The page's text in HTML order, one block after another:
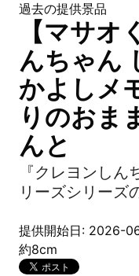
過去の提供景品
【マサオ
んちゃん
かよしメ
りのおま
んと
『クレヨンし
リーズシリーズ
提供開始日: 2026-
約8cm